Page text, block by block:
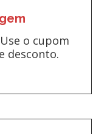
o cupom
desconto.